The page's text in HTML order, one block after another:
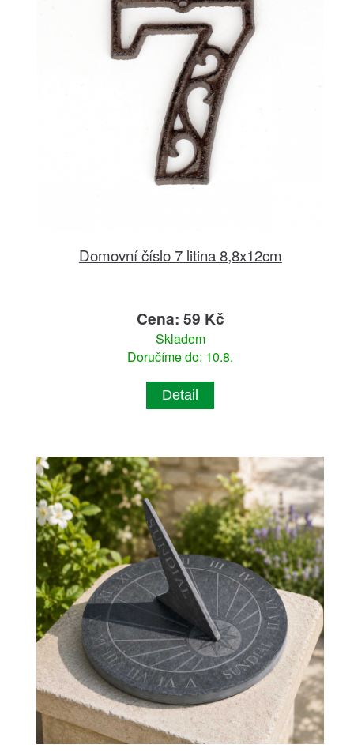
Domovní číslo 7 litina 8,8x12cm
Cena: 59 Kč
Skladem
Doručíme do: 10.8.
Detail